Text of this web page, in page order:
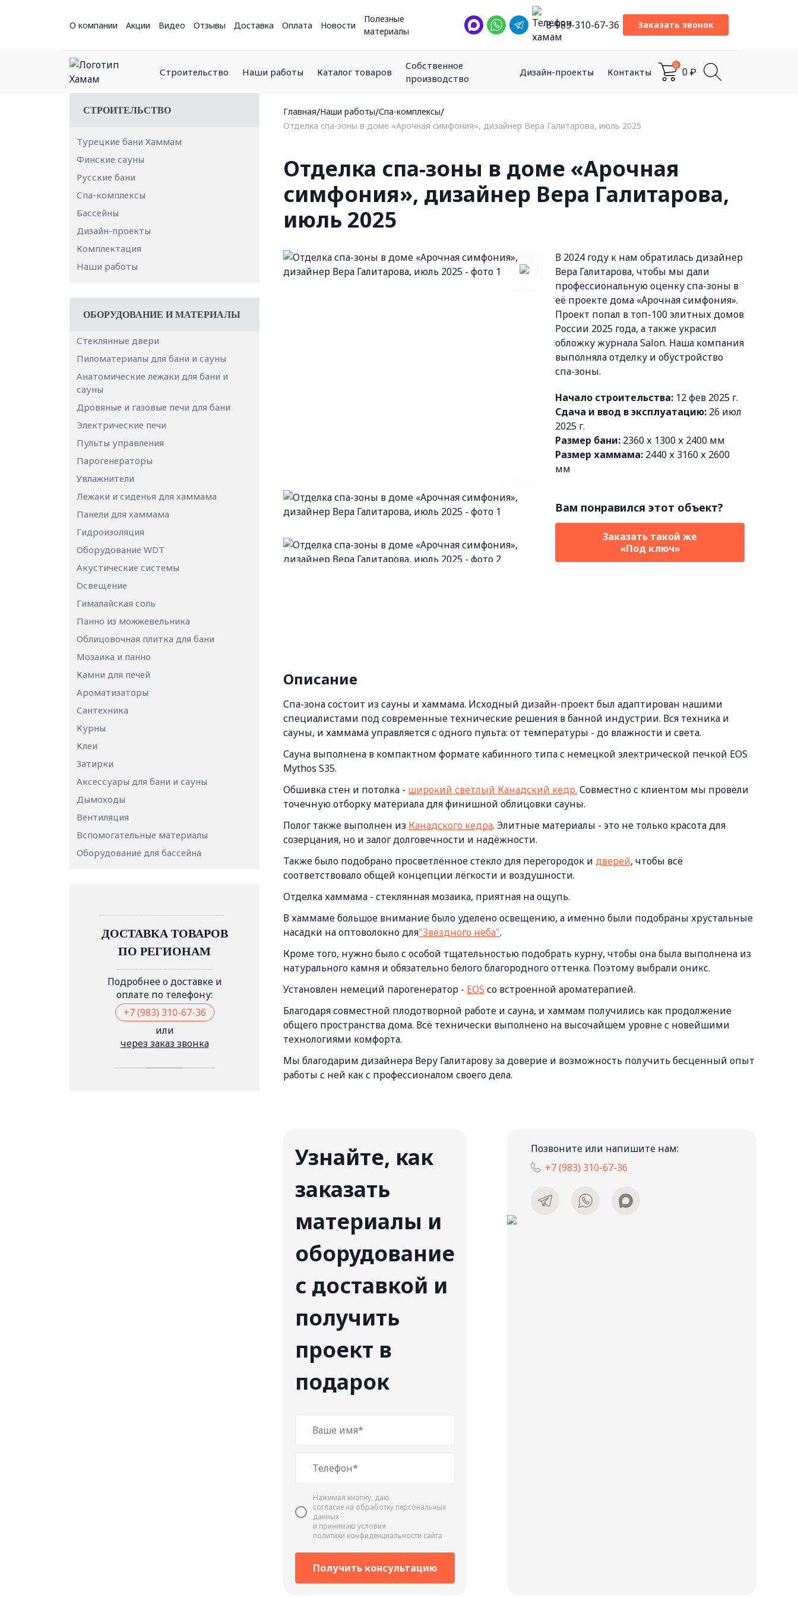
О компании Акции Видео Отзывы Доставка Оплата Новости
Полезные
материалы
8-983-310-67-36 Заказать звонок
Строительство Наши работы Каталог товаров
Собственное
производство
Дизайн-проекты Контакты 0 ₽
0
СТРОИТЕЛЬСТВО
Турецкие бани Хаммам
Финские сауны
Русские бани
Спа-комплексы
Бассейны
Дизайн-проекты
Комплектация
Наши работы
ОБОРУДОВАНИЕ И МАТЕРИАЛЫ
Стеклянные двери
Пиломатериалы для бани и сауны
Анатомические лежаки для бани и
сауны
Дровяные и газовые печи для бани
Электрические печи
Пульты управления
Парогенераторы
Увлажнители
Лежаки и сиденья для хаммама
Панели для хаммама
Гидроизоляция
Оборудование WDT
Акустические системы
Освещение
Гималайская соль
Панно из можжевельника
Облицовочная плитка для бани
Мозаика и панно
Камни для печей
Ароматизаторы
Сантехника
Курны
Клеи
Затирки
Аксессуары для бани и сауны
Дымоходы
Вентиляция
Вспомогательные материалы
Оборудование для бассейна
ДОСТАВКА ТОВАРОВ
ПО РЕГИОНАМ
Подробнее о доставке и
оплате по телефону:
+7 (983) 310-67-36
или
через заказ звонка
Главная/Наши работы/Спа-комплексы/
Отделка спа-зоны в доме «Арочная симфония», дизайнер Вера Галитарова, июль 2025
Отделка спа-зоны в доме «Арочная
симфония», дизайнер Вера Галитарова,
июль 2025
В 2024 году к нам обратилась дизайнер
Вера Галитарова, чтобы мы дали
профессиональную оценку спа-зоны в
её проекте дома «Арочная симфония».
Проект попал в топ-100 элитных домов
России 2025 года, а также украсил
обложку журнала Salon. Наша компания
выполняла отделку и обустройство
спа-зоны.
Начало строительства: 12 фев 2025 г.
Сдача и ввод в эксплуатацию: 26 июл
2025 г.
Размер бани: 2360 х 1300 х 2400 мм
Размер хаммама: 2440 х 3160 х 2600
мм
Вам понравился этот объект?
Заказать такой же
«Под ключ»
Описание
Спа-зона состоит из сауны и хаммама. Исходный дизайн-проект был адаптирован нашими
специалистами под современные технические решения в банной индустрии. Вся техника и
сауны, и хаммама управляется с одного пульта: от температуры - до влажности и света.
Сауна выполнена в компактном формате кабинного типа с немецкой электрической печкой EOS
Mythos S35.
Обшивка стен и потолка - широкий светлый Канадский кедр. Совместно с клиентом мы провели
точечную отборку материала для финишной облицовки сауны.
Полог также выполнен из Канадского кедра. Элитные материалы - это не только красота для
созерцания, но и залог долговечности и надёжности.
Также было подобрано просветлённое стекло для перегородок и дверей, чтобы всё
соответствовало общей концепции лёгкости и воздушности.
Отделка хаммама - стеклянная мозаика, приятная на ощупь.
В хаммаме большое внимание было уделено освещению, а именно были подобраны хрустальные
насадки на оптоволокно для"Звёздного неба".
Кроме того, нужно было с особой тщательностью подобрать курну, чтобы она была выполнена из
натурального камня и обязательно белого благородного оттенка. Поэтому выбрали оникс.
Установлен немеций парогенератор - EOS со встроенной ароматерапией.
Благодаря совместной плодотворной работе и сауна, и хаммам получились как продолжение
общего пространства дома. Всё технически выполнено на высочайшем уровне с новейшими
технологиями комфорта.
Мы благодарим дизайнера Веру Галитарову за доверие и возможность получить бесценный опыт
работы с ней как с профессионалом своего дела.
Узнайте, как
заказать
материалы и
оборудование
с доставкой и
получить
проект в
подарок
Нажимая кнопку, даю
cогласие на обработку персональных
данных
и принимаю условия
политики конфиденциальности сайта
Получить консультацию
Позвоните или напишите нам:
+7 (983) 310-67-36